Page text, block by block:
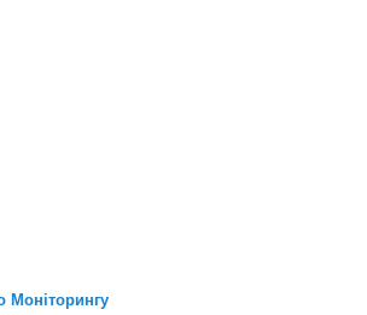
Моніторингу